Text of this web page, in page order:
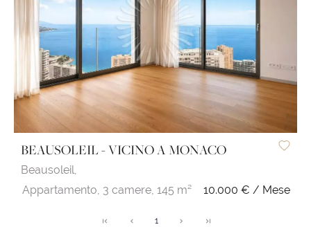
BEAUSOLEIL - VICINO A MONACO
Beausoleil,
Appartamento, 3 camere, 145 m² 10.000 € / Mese
1